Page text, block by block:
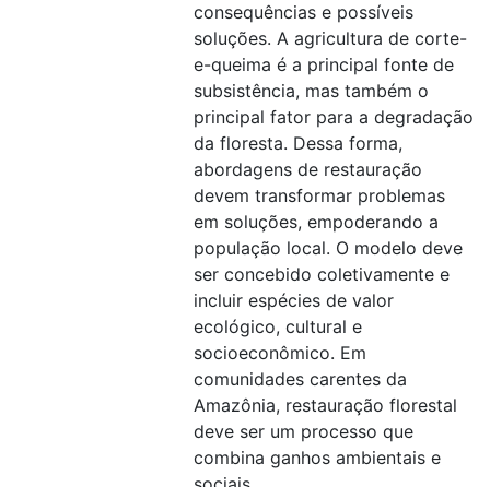
consequências e possíveis
soluções. A agricultura de corte-
e-queima é a principal fonte de
subsistência, mas também o
principal fator para a degradação
da floresta. Dessa forma,
abordagens de restauração
devem transformar problemas
em soluções, empoderando a
população local. O modelo deve
ser concebido coletivamente e
incluir espécies de valor
ecológico, cultural e
socioeconômico. Em
comunidades carentes da
Amazônia, restauração florestal
deve ser um processo que
combina ganhos ambientais e